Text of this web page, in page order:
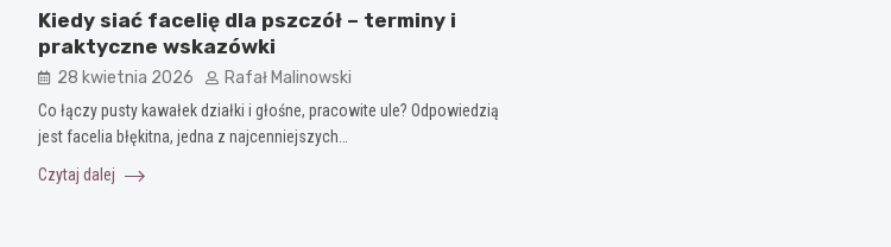
Kiedy siać facelię dla pszczół – terminy i
praktyczne wskazówki
28 kwietnia 2026 Rafał Malinowski
Co łączy pusty kawałek działki i głośne, pracowite ule? Odpowiedzią
jest facelia błękitna, jedna z najcenniejszych…
Czytaj dalej